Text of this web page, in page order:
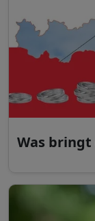
Was bringt